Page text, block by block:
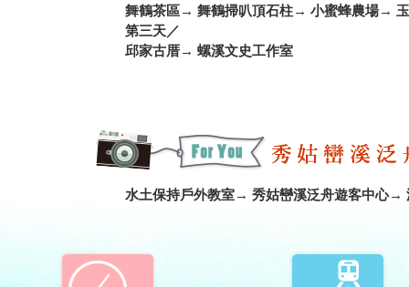
舞鶴茶區→ 舞鶴掃叭頂石柱→ 小蜜蜂農場→
第三天／
邱家古厝→ 螺溪文史工作室
水土保持戶外教室→ 秀姑巒溪泛舟遊客中心→